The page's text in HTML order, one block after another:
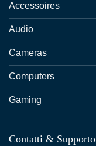
Accessoires
Audio
Cameras
Computers
Gaming
Contatti & Supporto